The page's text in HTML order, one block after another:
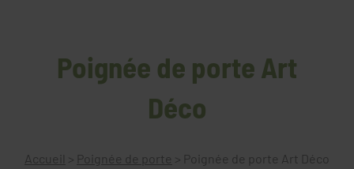
Poignée de porte Art
Déco
Accueil > Poignée de porte > Poignée de porte Art Déco